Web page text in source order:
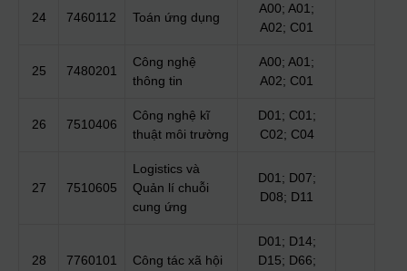
24 7460112 Toán ứng dụng
A00; A01;
A02; C01
25 7480201
Công nghệ
thông tin
A00; A01;
A02; C01
26 7510406
Công nghệ kĩ
thuật môi trường
D01; C01;
C02; C04
27 7510605
Logistics và
Quản lí chuỗi
cung ứng
D01; D07;
D08; D11
28 7760101 Công tác xã hội
D01; D14;
D15; D66;